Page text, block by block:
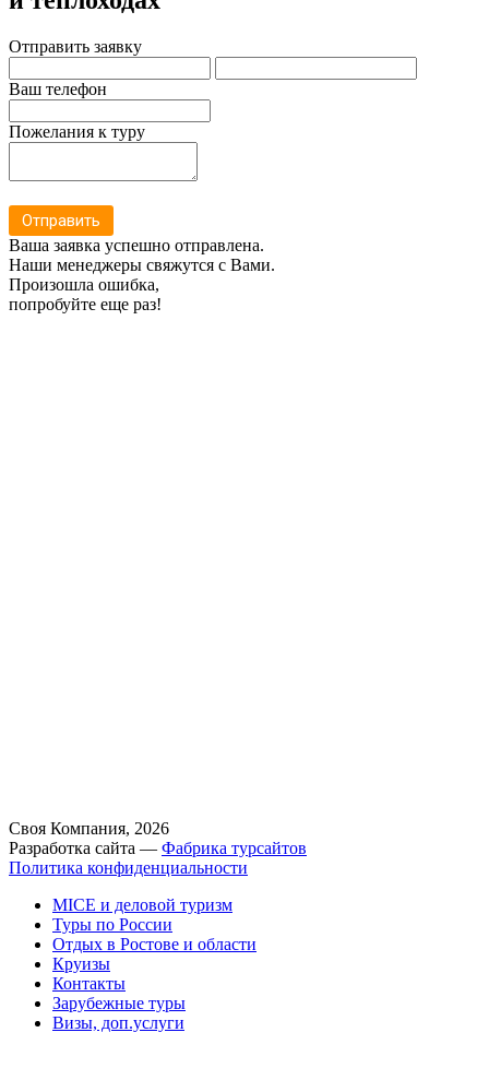
Отправить заявку
Ваш телефон
Пожелания к туру
Отправить
Ваша заявка успешно отправлена.
Наши менеджеры свяжутся с Вами.
Произошла ошибка,
попробуйте еще раз!
Своя Компания, 2026
Разработка сайта — Фабрика турсайтов
Политика конфиденциальности
MICE и деловой туризм
Туры по России
Отдых в Ростове и области
Круизы
Контакты
Зарубежные туры
Визы, доп.услуги